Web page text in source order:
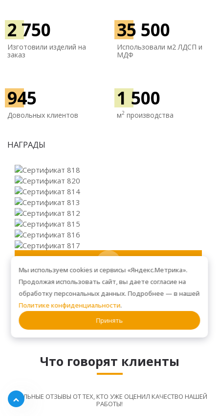
2 750
Изготовили изделий на
заказ
35 500
Использовали м2 ЛДСП и
МДФ
945
Довольных клиентов
1 500
м2 производства
НАГРАДЫ
Посмотреть все разделы
Что говорят клиенты
РЕАЛЬНЫЕ ОТЗЫВЫ ОТ ТЕХ, КТО УЖЕ ОЦЕНИЛ КАЧЕСТВО НАШЕЙ
РАБОТЫ!
Мы используем cookies и сервисы «Яндекс.Метрика».
Продолжая использовать сайт, вы даете согласие на
обработку персональных данных. Подробнее — в нашей
Политике конфиденциальности.
Принять